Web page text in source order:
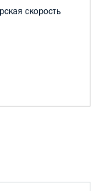
скорость